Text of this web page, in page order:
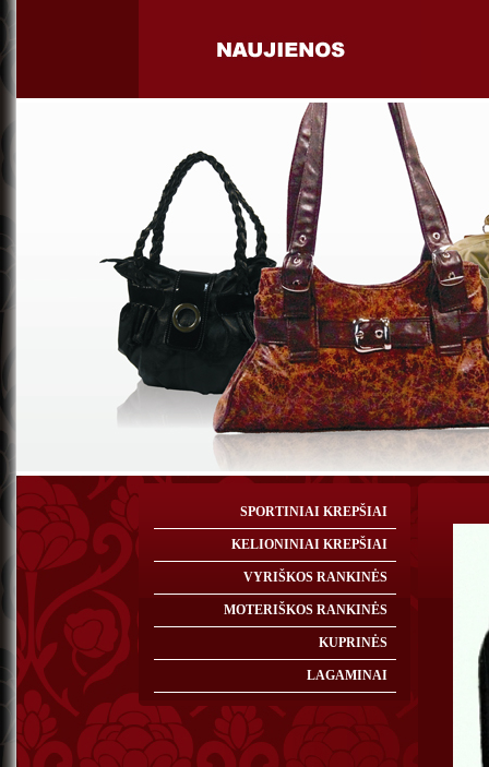
SPORTINIAI KREPŠIAI
KELIONINIAI KREPŠIAI
VYRIŠKOS RANKINĖS
MOTERIŠKOS RANKINĖS
KUPRINĖS
LAGAMINAI